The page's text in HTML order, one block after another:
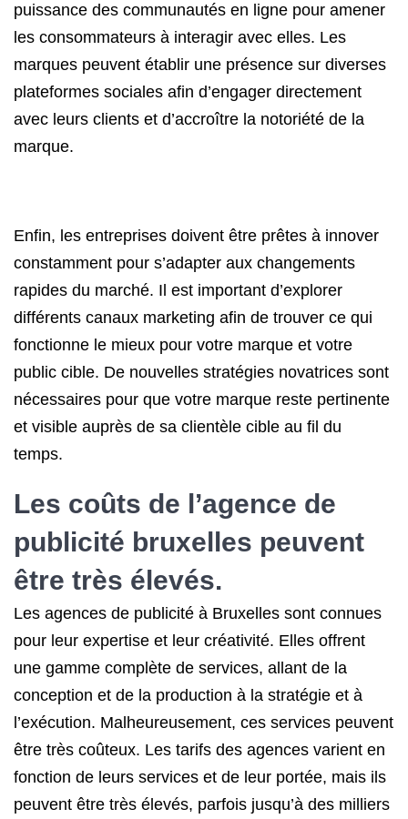
puissance des communautés en ligne pour amener
les consommateurs à interagir avec elles. Les
marques peuvent établir une présence sur diverses
plateformes sociales afin d’engager directement
avec leurs clients et d’accroître la notoriété de la
marque.
Enfin, les entreprises doivent être prêtes à innover
constamment pour s’adapter aux changements
rapides du marché. Il est important d’explorer
différents canaux marketing afin de trouver ce qui
fonctionne le mieux pour votre marque et votre
public cible. De nouvelles stratégies novatrices sont
nécessaires pour que votre marque reste pertinente
et visible auprès de sa clientèle cible au fil du
temps.
Les coûts de l’agence de
publicité bruxelles peuvent
être très élevés.
Les agences de publicité à Bruxelles sont connues
pour leur expertise et leur créativité. Elles offrent
une gamme complète de services, allant de la
conception et de la production à la stratégie et à
l’exécution. Malheureusement, ces services peuvent
être très coûteux. Les tarifs des agences varient en
fonction de leurs services et de leur portée, mais ils
peuvent être très élevés, parfois jusqu’à des milliers